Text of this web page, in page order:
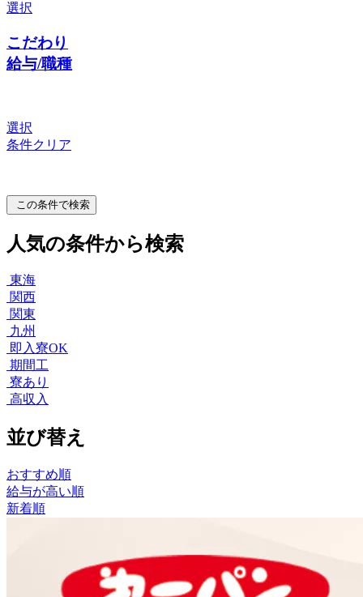
選択
こだわり
給与/職種
選択
条件クリア
この条件で検索
人気の条件から検索
東海
関西
関東
九州
即入寮OK
期間工
寮あり
高収入
並び替え
おすすめ順
給与が高い順
新着順